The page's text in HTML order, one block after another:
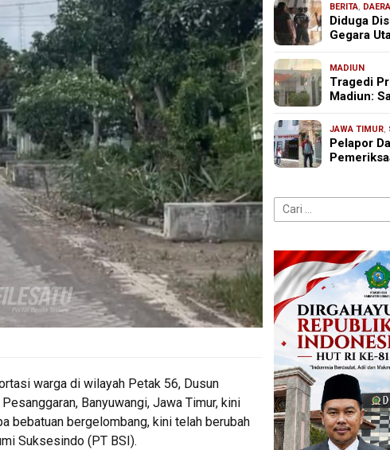
warga di wilayah Petak 56, Dusun
Banyuwangi, Jawa Timur, kini
bebatuan bergelombang, kini telah berubah
Suksesindo (PT BSI).
BERITA,
Diduga
Gegara
MADIUN
Tragedi
Madiun:
JAWA TIMUR,
Pelapor
Cari
untuk: